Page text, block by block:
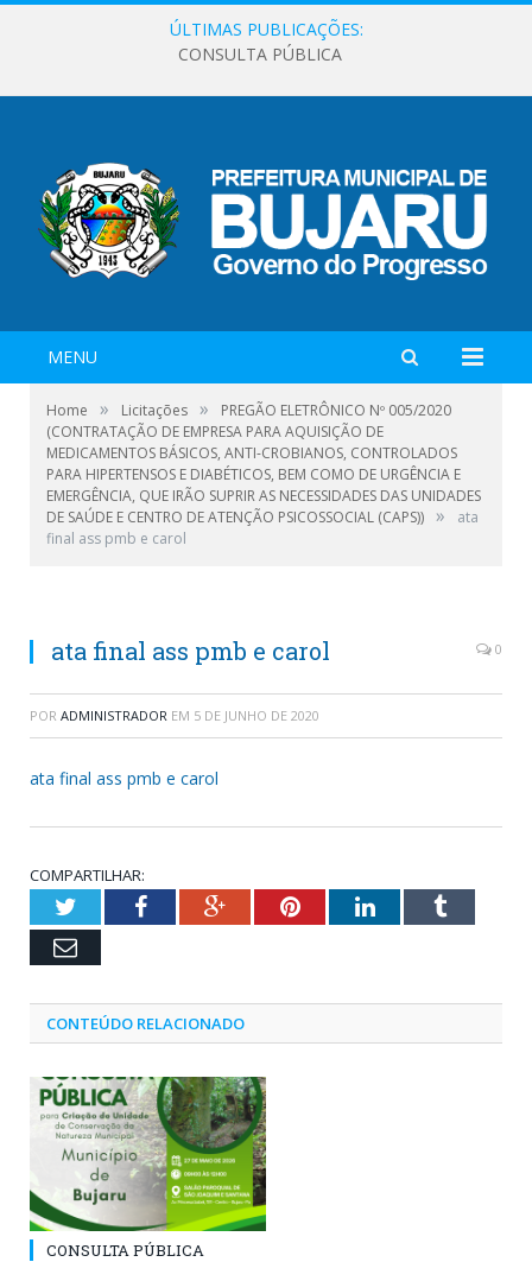
ÚLTIMAS PUBLICAÇÕES:
CONSULTA PÚBLICA
MENU
Home » Licitações »
PREGÃO ELETRÔNICO Nº 005/2020
(CONTRATAÇÃO DE EMPRESA PARA AQUISIÇÃO DE
MEDICAMENTOS BÁSICOS, ANTI-CROBIANOS, CONTROLADOS
PARA HIPERTENSOS E DIABÉTICOS, BEM COMO DE URGÊNCIA E
EMERGÊNCIA, QUE IRÃO SUPRIR AS NECESSIDADES DAS UNIDADES
DE SAÚDE E CENTRO DE ATENÇÃO PSICOSSOCIAL (CAPS)) »
ata
final ass pmb e carol
ata final ass pmb e carol 0
POR ADMINISTRADOR EM 5 DE JUNHO DE 2020
ata final ass pmb e carol
COMPARTILHAR:
TwitterFacebookGoogle+PinterestLinkedInTumblr
Email
CONTEÚDO RELACIONADO
CONSULTA PÚBLICA